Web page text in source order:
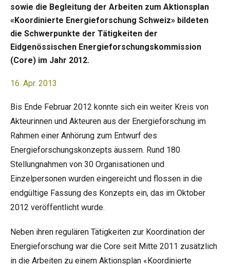
sowie die Begleitung der Arbeiten zum Aktionsplan
«Koordinierte Energieforschung Schweiz» bildeten
die Schwerpunkte der Tätigkeiten der
Eidgenössischen Energieforschungskommission
(Core) im Jahr 2012.
16. Apr. 2013
Bis Ende Februar 2012 konnte sich ein weiter Kreis von
Akteurinnen und Akteuren aus der Energieforschung im
Rahmen einer Anhörung zum Entwurf des
Energieforschungskonzepts äussern. Rund 180
Stellungnahmen von 30 Organisationen und
Einzelpersonen wurden eingereicht und flossen in die
endgültige Fassung des Konzepts ein, das im Oktober
2012 veröffentlicht wurde.
Neben ihren regulären Tätigkeiten zur Koordination der
Energieforschung war die Core seit Mitte 2011 zusätzlich
in die Arbeiten zu einem Aktionsplan «Koordinierte